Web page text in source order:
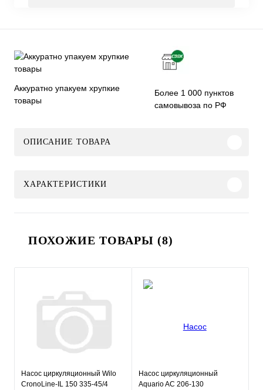
Аккуратно упакуем хрупкие
товары
Более 1 000 пунктов
самовывоза по РФ
ОПИСАНИЕ ТОВАРА
ХАРАКТЕРИСТИКИ
ПОХОЖИЕ ТОВАРЫ (8)
Насос циркуляционный Wilo
CronoLine-IL 150 335-45/4
Насос циркуляционный
Aquario AC 206-130